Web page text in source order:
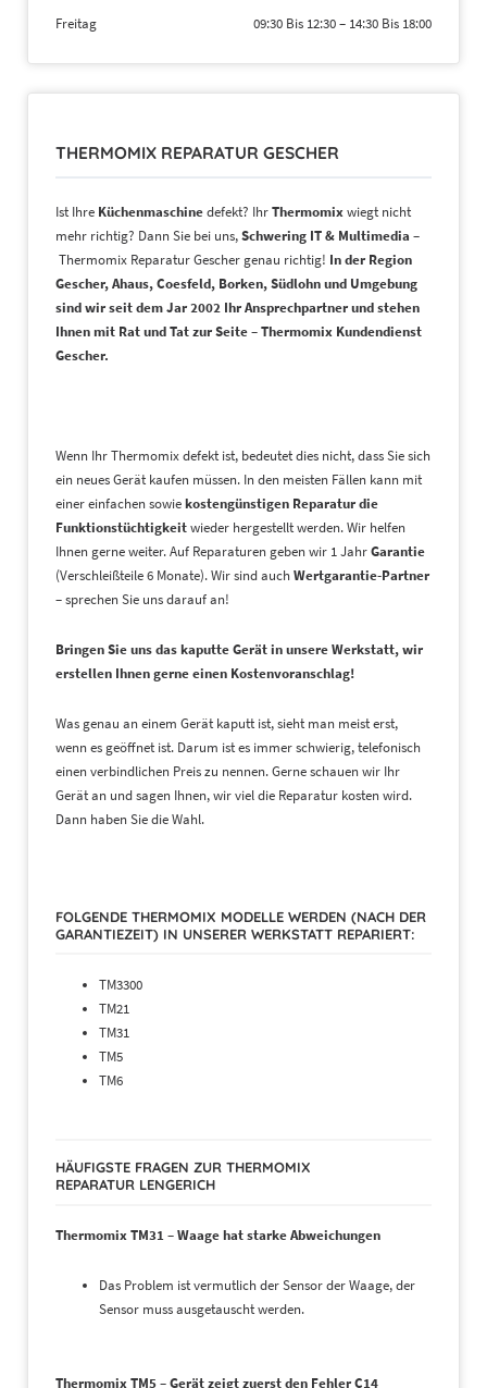
Freitag
09:30 Bis 12:30– 14:30 Bis 18:00
THERMOMIX REPARATUR GESCHER
Ist Ihre Küchenmaschinedefekt? IhrThermomixwiegt nicht
mehr richtig? Dann Sie bei uns,Schwering IT & Multimedia –
Thermomix Reparatur Gescher genau richtig! In der Region
Gescher, Ahaus, Coesfeld, Borken, Südlohn und Umgebung
sind wir seit dem Jar 2002 Ihr Ansprechpartner und stehen
Ihnen mit Rat und Tat zur Seite – Thermomix Kundendienst
Gescher.
Wenn Ihr Thermomix defekt ist, bedeutet dies nicht, dass Sie sich
ein neues Gerät kaufen müssen. In den meisten Fällen kann mit
einer einfachen sowiekostengünstigen Reparatur die
Funktionstüchtigkeitwieder hergestellt werden. Wir helfen
Ihnen gerne weiter. Auf Reparaturen geben wir 1 JahrGarantie
(Verschleißteile 6 Monate). Wir sind auchWertgarantie-Partner
– sprechen Sie uns darauf an!
Bringen Sie uns das kaputte Gerät in unsere Werkstatt, wir
erstellen Ihnen gerne einen Kostenvoranschlag!
Was genau an einem Gerät kaputt ist, sieht man meist erst,
wenn es geöffnet ist. Darum ist es immer schwierig, telefonisch
einen verbindlichen Preis zu nennen. Gerne schauen wir Ihr
Gerät an und sagen Ihnen, wir viel die Reparatur kosten wird.
Dann haben Sie die Wahl.
FOLGENDE THERMOMIX MODELLE WERDEN (NACH DER
GARANTIEZEIT) IN UNSERER WERKSTATT REPARIERT:
TM3300
TM21
TM31
TM5
TM6
HÄUFIGSTE FRAGEN ZUR THERMOMIX
REPARATUR LENGERICH
Thermomix TM31 – Waage hat starke Abweichungen
Das Problem ist vermutlich der Sensor der Waage, der
Sensor muss ausgetauscht werden.
Thermomix TM5 – Gerät zeigt zuerst den Fehler C14